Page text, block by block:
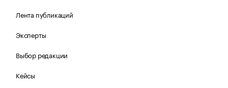
Лента публикаций
Эксперты
Выбор редакции
Кейсы